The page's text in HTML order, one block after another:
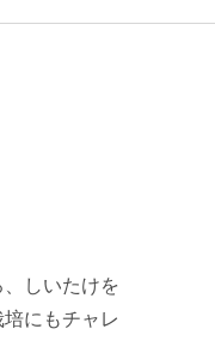
しいたけを
にもチャレ